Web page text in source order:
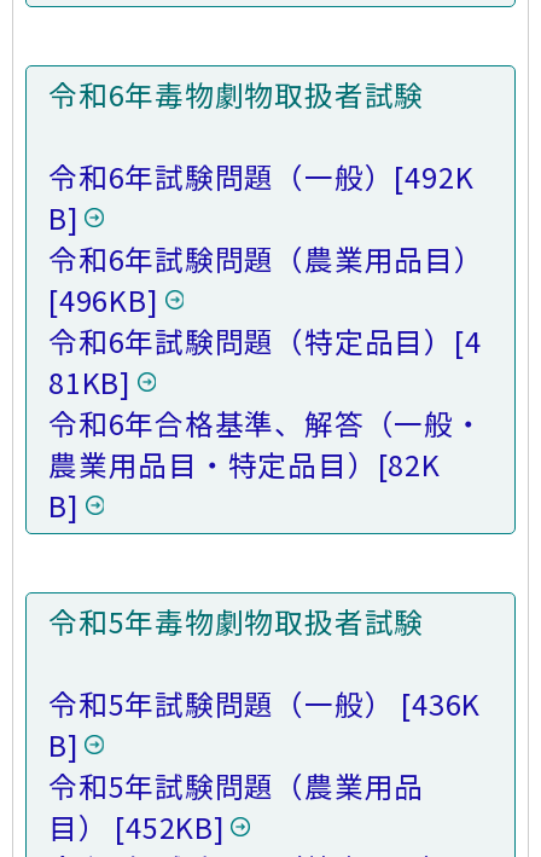
令和6年毒物劇物取扱者試験
令和6年試験問題（一般） [492K
B]
令和6年試験問題（農業用品目）
[496KB]
令和6年試験問題（特定品目） [4
81KB]
令和6年合格基準、解答（一般・
農業用品目・特定品目） [82K
B]
令和5年毒物劇物取扱者試験
令和5年試験問題（一般） [436K
B]
令和5年試験問題（農業用品
目） [452KB]